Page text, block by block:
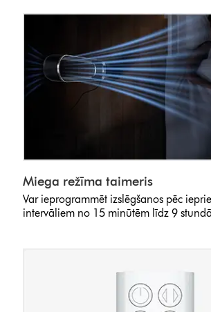
Miega režīma taimeris
Var ieprogrammēt izslēgšanos pēc
intervāliem no 15 minūtēm līdz 9